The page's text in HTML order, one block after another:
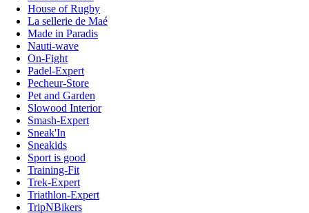
House of Rugby
La sellerie de Maé
Made in Paradis
Nauti-wave
On-Fight
Padel-Expert
Pecheur-Store
Pet and Garden
Slowood Interior
Smash-Expert
Sneak'In
Sneakids
Sport is good
Training-Fit
Trek-Expert
Triathlon-Expert
TripNBikers